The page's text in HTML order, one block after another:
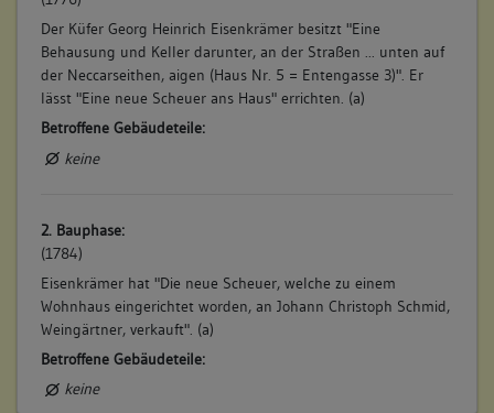
Der Küfer Georg Heinrich Eisenkrämer besitzt "Eine
Behausung und Keller darunter, an der Straßen ... unten auf
der Neccarseithen, aigen (Haus Nr. 5 = Entengasse 3)". Er
lässt "Eine neue Scheuer ans Haus" errichten. (a)
Betroffene Gebäudeteile:
keine
2. Bauphase:
(1784)
Eisenkrämer hat "Die neue Scheuer, welche zu einem
Wohnhaus eingerichtet worden, an Johann Christoph Schmid,
Weingärtner, verkauft". (a)
Betroffene Gebäudeteile:
keine